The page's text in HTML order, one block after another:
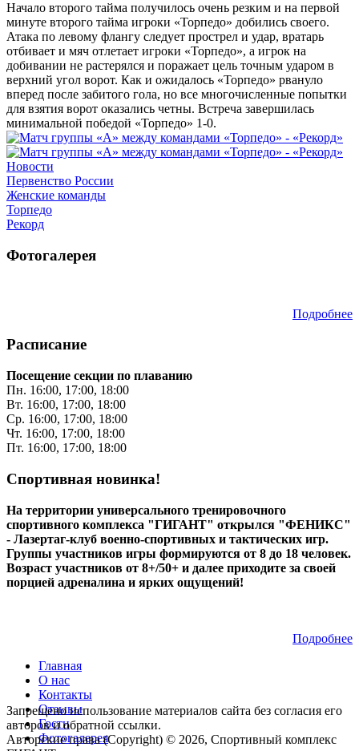
Начало второго тайма получилось очень резким и на первой
минуте второго тайма игроки «Торпедо» добились своего.
Атака по левому флангу следует прострел и удар, вратарь
отбивает и мяч отлетает игроки «Торпедо», а игрок на
добивании не растерялся и поражает цель точным ударом в
верхний угол ворот. Как и ожидалось «Торпедо» рвануло
вперед после забитого гола, но все многочисленные попытки
для взятия ворот оказались четны. Встреча завершилась
минимальной победой «Торпедо» 1-0.
Новости
Первенство России
Женские команды
Торпедо
Рекорд
Фотогалерея
Подробнее
Расписание
Посещение секции по плаванию
Пн. 16:00, 17:00, 18:00
Вт. 16:00, 17:00, 18:00
Ср. 16:00, 17:00, 18:00
Чт. 16:00, 17:00, 18:00
Пт. 16:00, 17:00, 18:00
Спортивная новинка!
На территории универсального тренировочного
спортивного комплекса "ГИГАНТ" открылся "ФЕНИКС"
- Лазертаг-клуб военно-спортивных и тактических игр.
Группы участников игры формируются от 8 до 18 человек.
Возраст участников от 8+/50+ и далее приходите за своей
порцией адреналина и ярких ощущений!
Подробнее
Главная
О нас
Контакты
Отзывы
Гости
Фотогалерея
Запрещено использование материалов сайта без согласия его
авторов и обратной ссылки.
Авторские права (Copyright) © 2026, Спортивный комплекс